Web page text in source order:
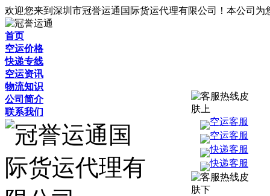
欢迎您来到深圳市冠誉运通国际货运代理有限公司！本公司
首页
空运价格
快递专线
空运资讯
物流知识
公司简介
联系我们
空运客服
空运客服
快递客服
快递客服